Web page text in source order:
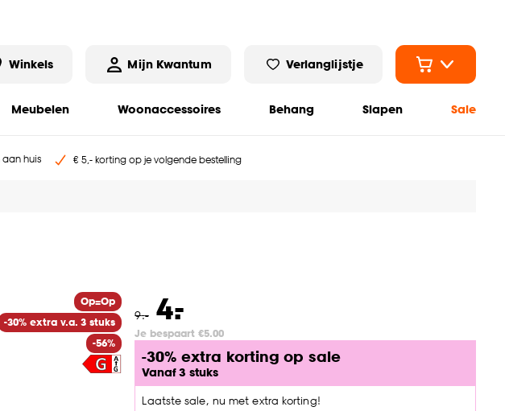
Winkels Mijn Kwantum Verlanglijstje
Meubelen Woonaccessoires Behang Slapen Sale
huis € 5,- korting op je volgende bestelling
Op=Op
-30% extra v.a. 3 stuks
-56%
9.- 4.
-
Je bespaart €5.00
-30% extra korting op sale
Vanaf 3 stuks
Laatste sale, nu met extra korting!